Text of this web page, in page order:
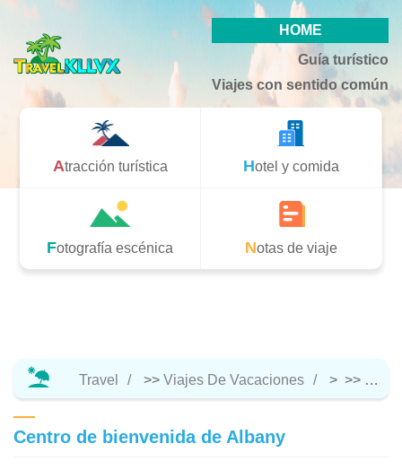
HOME
Guía turístico
Viajes con sentido común
Atracción turística Hotel y comida
Fotografía escénica Notas de viaje
Travel >> Viajes De Vacaciones > >>
Centro de bienvenida de Albany